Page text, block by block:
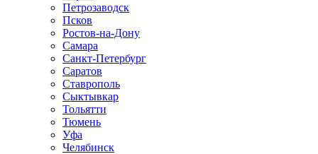
Петрозаводск
Псков
Ростов-на-Дону
Самара
Санкт-Петербург
Саратов
Ставрополь
Сыктывкар
Тольятти
Тюмень
Уфа
Челябинск